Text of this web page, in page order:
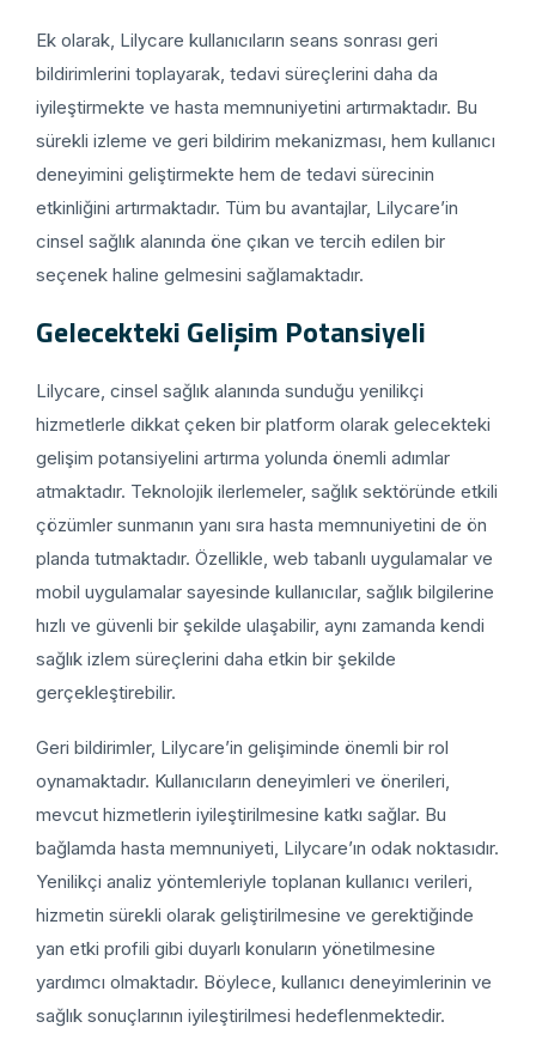
Ek olarak, Lilycare kullanıcıların seans sonrası geri
bildirimlerini toplayarak, tedavi süreçlerini daha da
iyileştirmekte ve hasta memnuniyetini artırmaktadır. Bu
sürekli izleme ve geri bildirim mekanizması, hem kullanıcı
deneyimini geliştirmekte hem de tedavi sürecinin
etkinliğini artırmaktadır. Tüm bu avantajlar, Lilycare’in
cinsel sağlık alanında öne çıkan ve tercih edilen bir
seçenek haline gelmesini sağlamaktadır.
Gelecekteki Gelişim Potansiyeli
Lilycare, cinsel sağlık alanında sunduğu yenilikçi
hizmetlerle dikkat çeken bir platform olarak gelecekteki
gelişim potansiyelini artırma yolunda önemli adımlar
atmaktadır. Teknolojik ilerlemeler, sağlık sektöründe etkili
çözümler sunmanın yanı sıra hasta memnuniyetini de ön
planda tutmaktadır. Özellikle, web tabanlı uygulamalar ve
mobil uygulamalar sayesinde kullanıcılar, sağlık bilgilerine
hızlı ve güvenli bir şekilde ulaşabilir, aynı zamanda kendi
sağlık izlem süreçlerini daha etkin bir şekilde
gerçekleştirebilir.
Geri bildirimler, Lilycare’in gelişiminde önemli bir rol
oynamaktadır. Kullanıcıların deneyimleri ve önerileri,
mevcut hizmetlerin iyileştirilmesine katkı sağlar. Bu
bağlamda hasta memnuniyeti, Lilycare’ın odak noktasıdır.
Yenilikçi analiz yöntemleriyle toplanan kullanıcı verileri,
hizmetin sürekli olarak geliştirilmesine ve gerektiğinde
yan etki profili gibi duyarlı konuların yönetilmesine
yardımcı olmaktadır. Böylece, kullanıcı deneyimlerinin ve
sağlık sonuçlarının iyileştirilmesi hedeflenmektedir.